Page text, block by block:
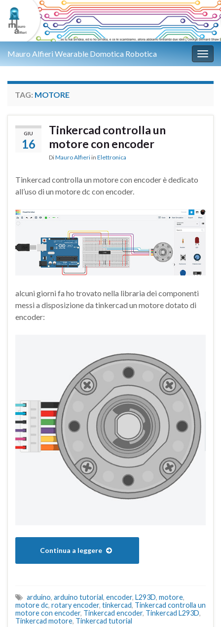
Mauro Alfieri Wearable Domotica Robotica
TAG: MOTORE
GIU
16
Tinkercad controlla un
motore con encoder
DiMauro Alfieri in Elettronica
Tinkercad controlla un motore con encoder è dedicato
all’uso di un motore dc con encoder.
alcuni giorni fa ho trovato nella libraria dei componenti
messi a disposizione da tinkercad un motore dotato di
encoder:
Continua a leggere
arduino, arduino tutorial , encoder, L293D, motore,
motore dc, rotary encoder, tinkercad, Tinkercad controlla un
motore con encoder, Tinkercad encoder, Tinkercad L293D,
Tinkercad motore, Tinkercad tutorial